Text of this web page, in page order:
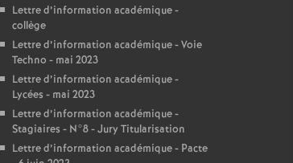
Lettre d’information académique -
collège
Lettre d’information académique - Voie
Techno - mai 2023
Lettre d’information académique -
Lycées - mai 2023
Lettre d’information académique -
Stagiaires - N°8 - Jury Titularisation
Lettre d’information académique - Pacte